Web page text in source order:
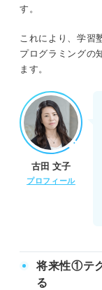
す。
これにより、学習
プログラミングの
ます。
古田 文子
プロフィール
将来性①テ
る